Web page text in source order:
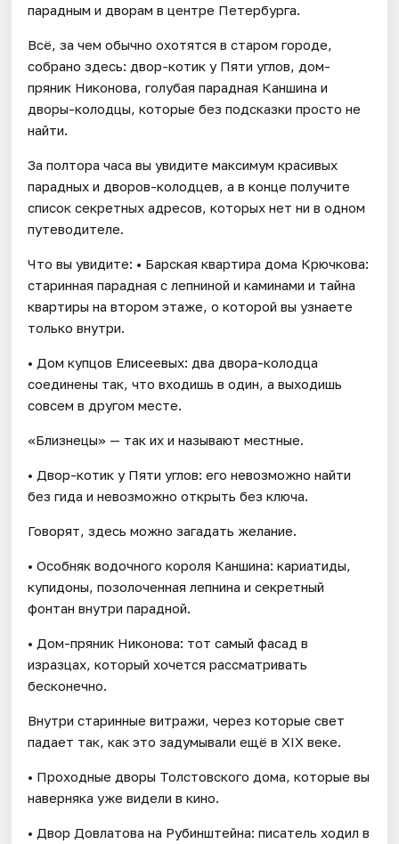
парадным и дворам в центре Петербурга.
Всё, за чем обычно охотятся в старом городе,
собрано здесь: двор-котик у Пяти углов, дом-
пряник Никонова, голубая парадная Каншина и
дворы-колодцы, которые без подсказки просто не
найти.
За полтора часа вы увидите максимум красивых
парадных и дворов-колодцев, а в конце получите
список секретных адресов, которых нет ни в одном
путеводителе.
Что вы увидите: • Барская квартира дома Крючкова:
старинная парадная с лепниной и каминами и тайна
квартиры на втором этаже, о которой вы узнаете
только внутри.
• Дом купцов Елисеевых: два двора-колодца
соединены так, что входишь в один, а выходишь
совсем в другом месте.
«Близнецы» — так их и называют местные.
• Двор-котик у Пяти углов: его невозможно найти
без гида и невозможно открыть без ключа.
Говорят, здесь можно загадать желание.
• Особняк водочного короля Каншина: кариатиды,
купидоны, позолоченная лепнина и секретный
фонтан внутри парадной.
• Дом-пряник Никонова: тот самый фасад в
изразцах, который хочется рассматривать
бесконечно.
Внутри старинные витражи, через которые свет
падает так, как это задумывали ещё в XIX веке.
• Проходные дворы Толстовского дома, которые вы
наверняка уже видели в кино.
• Двор Довлатова на Рубинштейна: писатель ходил в